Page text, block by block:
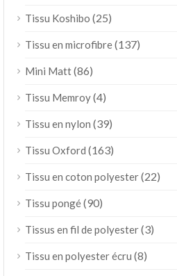
Tissu Koshibo (25)
Tissu en microfibre(137)
Mini Matt(86)
Tissu Memroy(4)
Tissu en nylon (39)
Tissu Oxford (163)
Tissu en coton polyester(22)
Tissu pongé(90)
Tissus en fil de polyester(3)
Tissu en polyester écru (8)